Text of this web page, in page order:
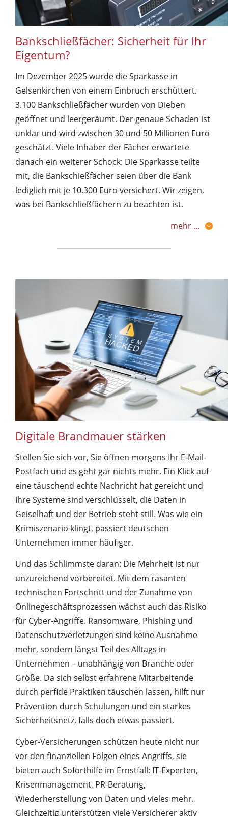
Bankschließfächer: Sicherheit für Ihr
Eigentum?
Im Dezember 2025 wurde die Sparkasse in
Gelsenkirchen von einem Einbruch erschüttert.
3.100 Bankschließfächer wurden von Dieben
geöffnet und leergeräumt. Der genaue Schaden ist
unklar und wird zwischen 30 und 50 Millionen Euro
geschätzt. Viele Inhaber der Fächer erwartete
danach ein weiterer Schock: Die Sparkasse teilte
mit, die Bankschießfächer seien über die Bank
lediglich mit je 10.300 Euro versichert. Wir zeigen,
was bei Bankschließfächern zu beachten ist.
mehr …
Digitale Brandmauer stärken
Stellen Sie sich vor, Sie öffnen morgens Ihr E-Mail-
Postfach und es geht gar nichts mehr. Ein Klick auf
eine täuschend echte Nachricht hat gereicht und
Ihre Systeme sind verschlüsselt, die Daten in
Geiselhaft und der Betrieb steht still. Was wie ein
Krimiszenario klingt, passiert deutschen
Unternehmen immer häufiger.
Und das Schlimmste daran: Die Mehrheit ist nur
unzureichend vorbereitet. Mit dem rasanten
technischen Fortschritt und der Zunahme von
Onlinegeschäftsprozessen wächst auch das Risiko
für Cyber-Angriffe. Ransomware, Phishing und
Datenschutzverletzungen sind keine Ausnahme
mehr, sondern längst Teil des Alltags in
Unternehmen – unabhängig von Branche oder
Größe. Da sich selbst erfahrene Mitarbeitende
durch perfide Praktiken täuschen lassen, hilft nur
Prävention durch Schulungen und ein starkes
Sicherheitsnetz, falls doch etwas passiert.
Cyber-Versicherungen schützen heute nicht nur
vor den finanziellen Folgen eines Angriffs, sie
bieten auch Soforthilfe im Ernstfall: IT-Experten,
Krisenmanagement, PR-Beratung,
Wiederherstellung von Daten und vieles mehr.
Gleichzeitig unterstützen viele Versicherer aktiv